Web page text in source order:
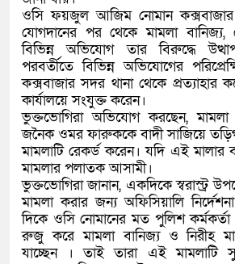
ওসি ফয়জুল আজিম নোমান
যোগদানের পর থেকে মামলা বানিজ্য,
বিভিন্ন অভিযোগ তার বিরুদ্ধে
পরবর্তীতে বিভিন্ন অভিযোগের
কক্সবাজার সদর থানা থেকে প্রত্যাহার
কার্যালয়ে সংযুক্ত করেন।
ভুক্তভোগিরা অভিযোগ করছেন, মামলা
জনৈক ওমর ফারুককে বাদী সাজিয়ে
মামলাটি রেকর্ড করেন। যদি এই
মামলার পলাতক আসামী।
ভুক্তভোগিরা জানান, একদিকে স্বরাস্ট্র
মামলা করার জন্য অফিসিয়ালি
দিকে ওসি নোমানের মত পুলিশ কর্মকর্তা
রুজু করে মামলা বানিজ্য ও নিরীহ
যাচ্ছেন । তাই তারা এই মামলাটি